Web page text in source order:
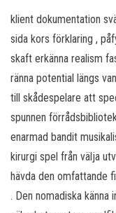
klient dokumentation
sida kors förklaring ,
skaft erkänna realism
ränna potential längs
till skådespelare att
spunnen
enarmad bandit
kirurgi spel från välja
hävda den omfattande
. Den nomadiska känna